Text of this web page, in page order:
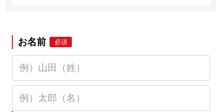
お名前 必須